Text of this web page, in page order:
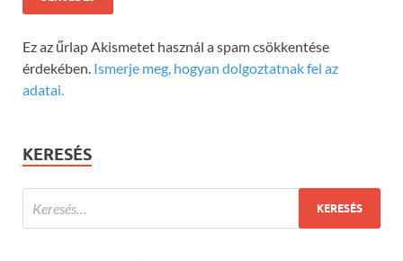
Ez az űrlap Akismetet használ a spam csökkentése
érdekében. Ismerje meg, hogyan dolgoztatnak fel az
adatai.
KERESÉS